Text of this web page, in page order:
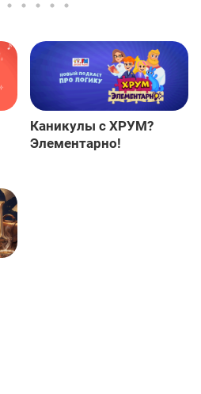
Каникулы с ХРУМ?
Элементарно!